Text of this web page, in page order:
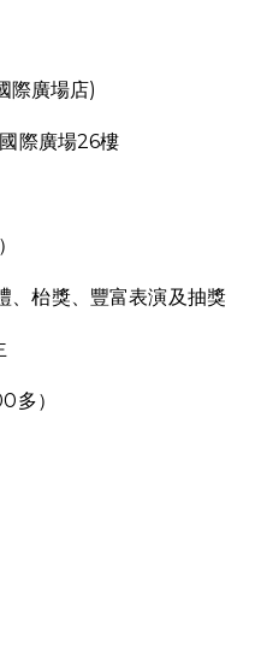
際廣場店)
際廣場26樓
、枱獎、豐富表演及抽獎
多）